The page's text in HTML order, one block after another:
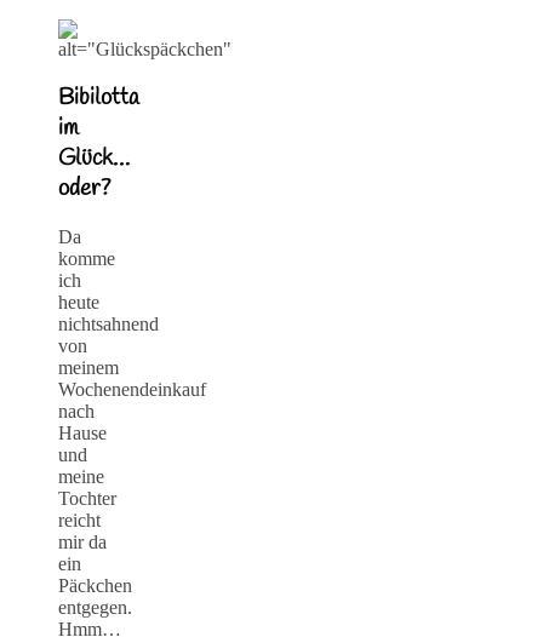
Bibilotta
im
Glück…
oder?
Da
komme
ich
heute
nichtsahnend
von
meinem
Wochenendeinkauf
nach
Hause
und
meine
Tochter
reicht
mir da
ein
Päckchen
entgegen.
Hmm…